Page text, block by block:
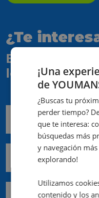
¿Te
Escríbenos y
lo antes
Nombre *
Apellidos *
Email *
¡Una
de
¿Buscas tu
perder tiempo?
que te interesa:
búsquedas más
y navegación
explorando!
Utilizamos
contenido y los